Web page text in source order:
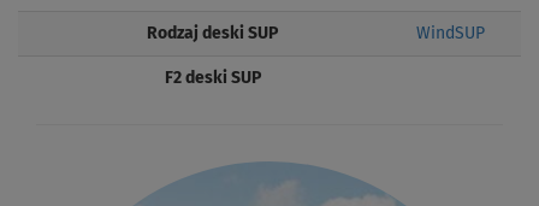
Rodzaj deski SUP WindSUP
F2 deski SUP